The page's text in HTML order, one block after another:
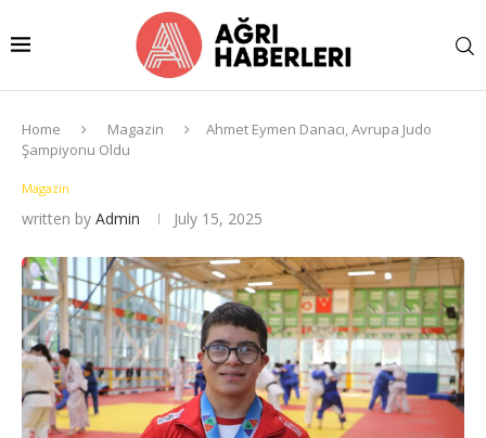
Home Magazin
Ahmet Eymen Danacı, Avrupa Judo
Şampiyonu Oldu
Magazin
written by Admin July 15, 2025